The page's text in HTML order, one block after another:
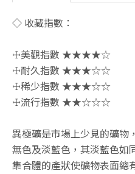
◇ 收藏指數：
☩美觀指數 ★★★★☆
☩耐久指數 ★★★☆☆
☩稀少指數 ★★★☆☆
☩流行指數 ★★☆☆☆
異極礦是市場上少見的礦物
無色及淡藍色，其淡藍色如
集合體的產狀使礦物表面總